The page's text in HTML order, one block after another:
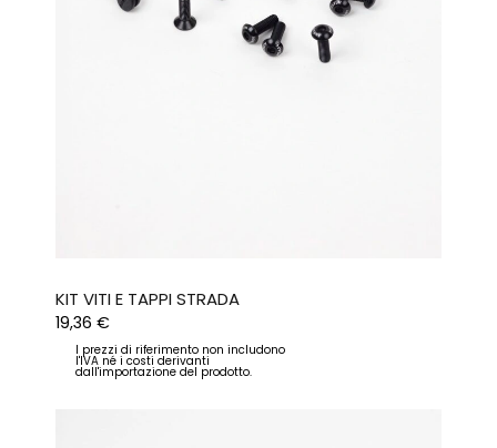
KIT VITI E TAPPI STRADA
19,36€
I prezzi di riferimento non includono
l'IVA né i costi derivanti
dall'importazione del prodotto.